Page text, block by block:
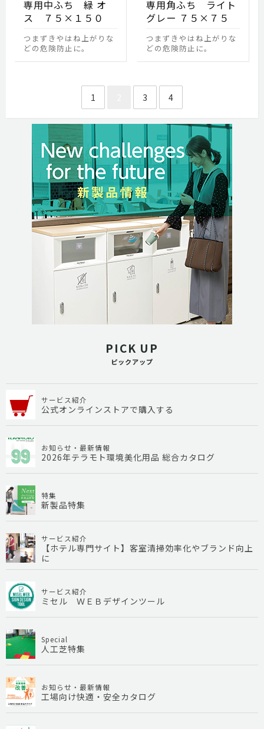
専用中ふち 緑 オ
ス ７５×１５０
つまずきやはね上がりな
どの危険防止に。
専用角ふち ライト
グレー ７５×７５
つまずきやはね上がりな
どの危険防止に。
投稿のページ送り
1
3 4
PICK UP
ピックアップ
サービス紹介
公式オンラインストアで購入する
お知らせ・最新情報
2026年テラモト環境美化用品 総合カタログ
特集
新製品特集
サービス紹介
【ホテル専門サイト】客室清掃効率化やブランド向上
に
サービス紹介
ミセル ＷＥＢデザインツール
Special
人工芝特集
お知らせ・最新情報
工場向け快適・安全カタログ